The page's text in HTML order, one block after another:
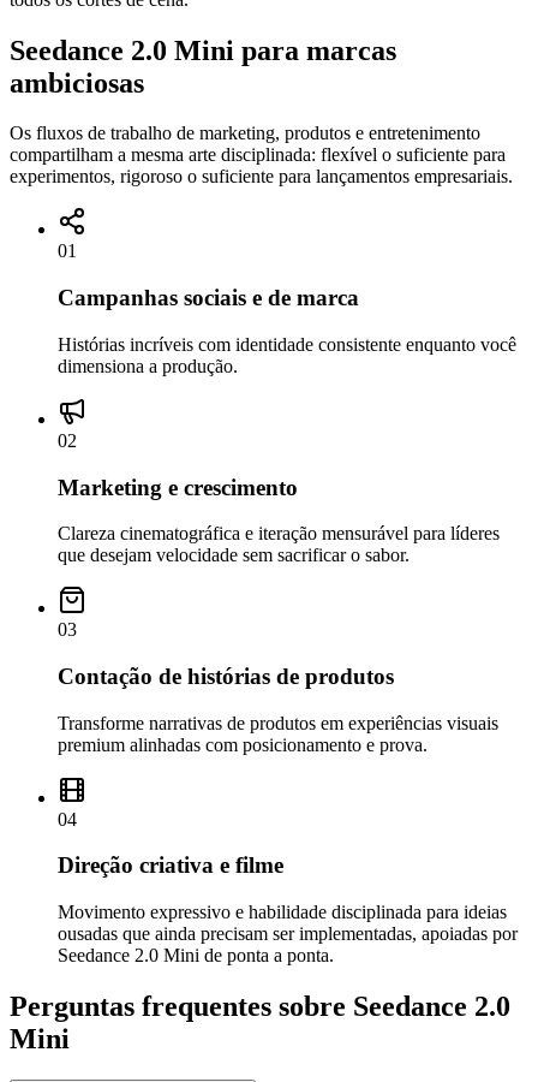
Seedance 2.0 Mini para marcas
ambiciosas
Os fluxos de trabalho de marketing, produtos e entretenimento
compartilham a mesma arte disciplinada: flexível o suficiente para
experimentos, rigoroso o suficiente para lançamentos empresariais.
01
Campanhas sociais e de marca
Histórias incríveis com identidade consistente enquanto você
dimensiona a produção.
02
Marketing e crescimento
Clareza cinematográfica e iteração mensurável para líderes
que desejam velocidade sem sacrificar o sabor.
03
Contação de histórias de produtos
Transforme narrativas de produtos em experiências visuais
premium alinhadas com posicionamento e prova.
04
Direção criativa e filme
Movimento expressivo e habilidade disciplinada para ideias
ousadas que ainda precisam ser implementadas, apoiadas por
Seedance 2.0 Mini de ponta a ponta.
Perguntas frequentes sobre Seedance 2.0
Mini